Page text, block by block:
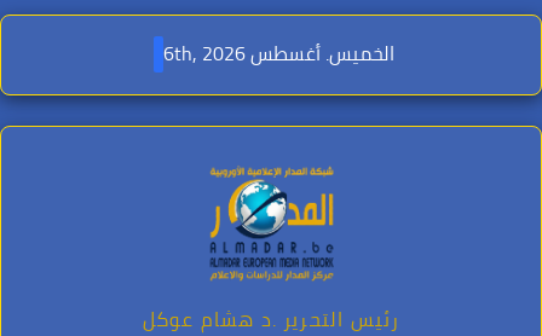
Skip
content
الخميس. أغسطس 6th, 2026
رئيس التحرير .د هشام عوكل